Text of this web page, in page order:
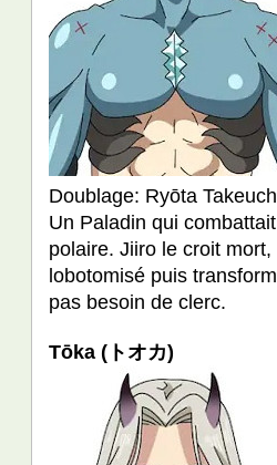
Doublage: Ryōta
Un Paladin qui
polaire. Jiiro le croit
lobotomisé puis
pas besoin de clerc.
Tōka (トオカ)